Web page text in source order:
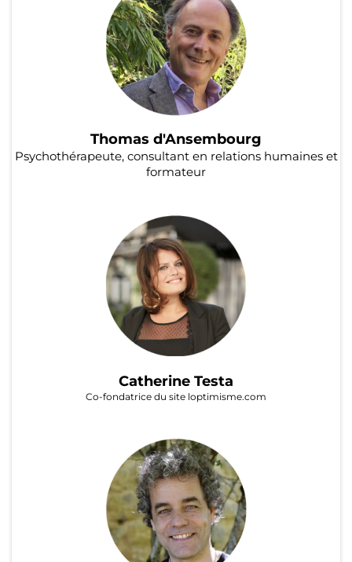
Thomas d'Ansembourg
Psychothérapeute, consultant en relations humaines et
formateur
Catherine Testa
Co-fondatrice du site loptimisme.com